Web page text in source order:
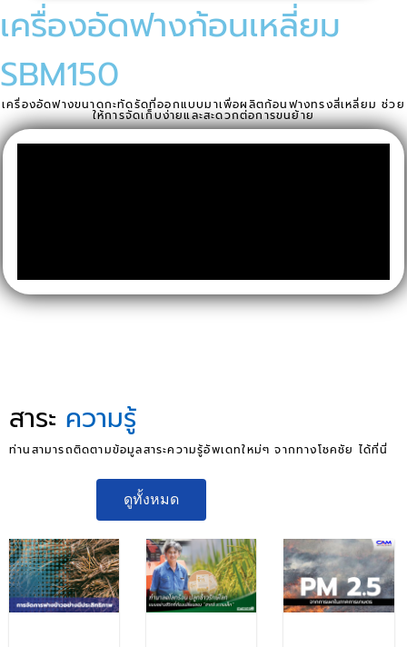
เครื่องอัดฟางก้อนเหลี่ยม
SBM150
เครื่องอัดฟางขนาดกะทัดรัดที่ออกแบบมาเพื่อผลิตก้อนฟางทรงสี่เหลี่ยม ช่วย
ให้การจัดเก็บง่ายและสะดวกต่อการขนย้าย
สาระ ความรู้
ท่านสามารถติดตามข้อมูลสาระความรู้อัพเดทใหม่ๆ จากทางโชคชัย ได้ที่นี่
ดูทั้งหมด